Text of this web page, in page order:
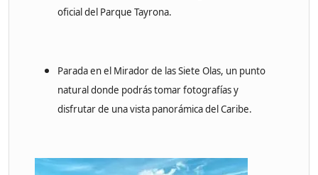
oficial del Parque Tayrona.
Parada en el Mirador de las Siete Olas, un punto
natural donde podrás tomar fotografías y
disfrutar de una vista panorámica del Caribe.